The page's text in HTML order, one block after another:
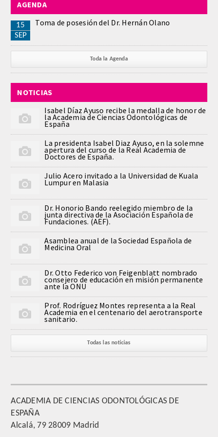
REGLAMENTO
ACADEMICOS
CIENCIAS BASICAS MEDICAS
AFINES A LA ODONTOLOGIA
HUMANIDADES Y CIENCIAS
MEDICO-JURIDICAS
PREVENCION,PROMOCION DE LA
SALUD Y GESTION NUEVAS
ESTOMATOLOGIA MEDICO-
ODONTOLOGIA CONSERVADORA
ORTOGNATIA
NÚMERO
Número de Medalla
SUPERNUMERARIOS
HONOR
AGENDA
15
SEP
Toma de posesión del Dr. Hernán Olano
Toda la Agenda
NOTICIAS
Isabel Díaz Ayuso recibe la medalla de honor de
la Academia de Ciencias Odontológicas de
España
La presidenta Isabel Diaz Ayuso, en la solemne
apertura del curso de la Real Academia de
Doctores de España.
Julio Acero invitado a la Universidad de Kuala
Lumpur en Malasia
Dr. Honorio Bando reelegido miembro de la
junta directiva de la Asociación Española de
Fundaciones. (AEF).
Asamblea anual de la Sociedad Española de
Medicina Oral
Dr. Otto Federico von Feigenblatt nombrado
consejero de educación en misión permanente
ante la ONU
Prof. Rodríguez Montes representa a la Real
Academia en el centenario del aerotransporte
sanitario.
Todas las noticias
ACADEMIA DE CIENCIAS ODONTOLÓGICAS DE
ESPAÑA
Alcalá, 79 28009 Madrid